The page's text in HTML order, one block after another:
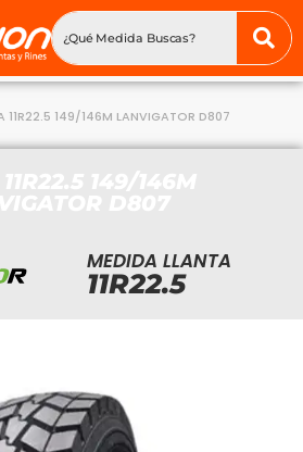
11R22.5 149/146M LANVIGATOR D807
MEDIDA LLANTA
11R22.5